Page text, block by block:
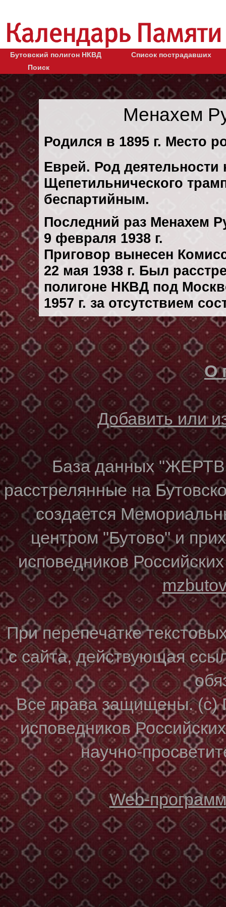
Бутовский полигон НКВД
Список пострадавших
Поиск
Менахем
Родился в 1895 г. Место
Еврей. Род деятельности
Щепетильнического
беспартийным.
Последний раз Менахем
9 февраля 1938 г.
Приговор вынесен
22 мая 1938 г. Был
полигоне НКВД под
1957 г. за отсутствием
О
Добавить или
База данных
расстрелянные на
создается
центром "Бутово" и
исповедников
При перепечатке
с сайта, действующая
Все права защищены. (с)
исповедников
научно-
Web-